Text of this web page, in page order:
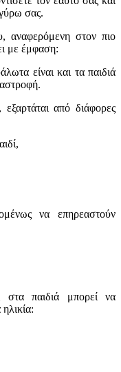
σας.
αναφερόμενη στον πιο
με έμφαση:
είναι και τα παιδιά
από διάφορες
να επηρεαστούν
στα παιδιά μπορεί να